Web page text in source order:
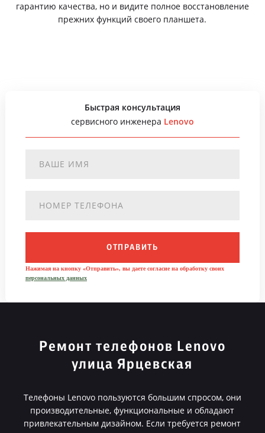
гарантию качества, но и видите полное восстановление
прежних функций своего планшета.
Быстрая консультация
сервисного инженера Lenovo
ОТПРАВИТЬ
Нажимая на кнопку «Отправить», вы даете согласие на обработку своих
персональных данных
Ремонт телефонов Lenovo
улица Ярцевская
Телефоны Lenovo пользуются большим спросом, они
производительные, функциональные и обладают
привлекательным дизайном. Если требуется ремонт